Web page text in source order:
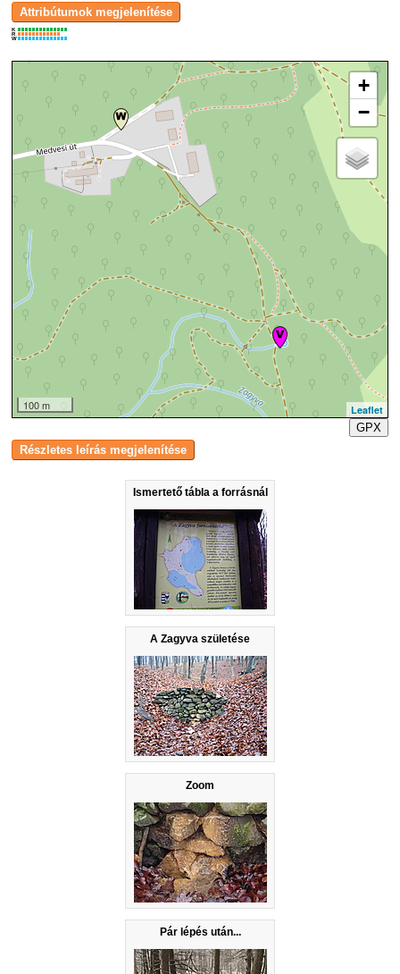
Ismertető tábla a forrásnál
A Zagyva születése
Zoom
Pár lépés után...
K
R
W
+
−
100 m
Leaflet
GPX